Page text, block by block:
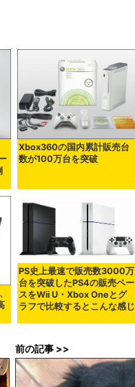
Xbox360の国内累計販売台
数が100万台を突破
PS史上最速で販売数3000万
台を突破したPS4の販売ペー
スをWii U・Xbox Oneとグ
ラフで比較するとこんな感じ
前の記事 >>